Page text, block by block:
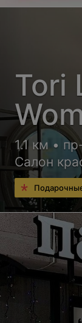
Tori
1.1 км •
Салон